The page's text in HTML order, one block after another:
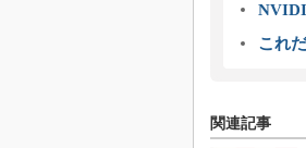
これ
関連記事